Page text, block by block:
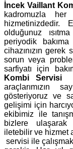
İncek Vaillant
kadromuzla
hizmetinizdedir.
olduğunuz
periyodik
cihazınızın
sorun veya
sarfiyatı için
Kombi Servisi
araçlarımızın
gösteriyoruz ve
gelişimi için
ekibimiz ile
bizlere
iletebilir ve hizmet
servisi ile